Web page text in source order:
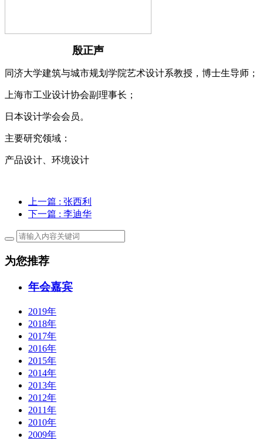
殷正声
同济大学建筑与城市规划学院艺术设计系教授，博士生导师；
上海市工业设计协会副理事长；
日本设计学会会员。
主要研究领域：
产品设计、环境设计
上一篇 : 张西利
下一篇 : 李迪华
为您推荐
年会嘉宾
2019年
2018年
2017年
2016年
2015年
2014年
2013年
2012年
2011年
2010年
2009年